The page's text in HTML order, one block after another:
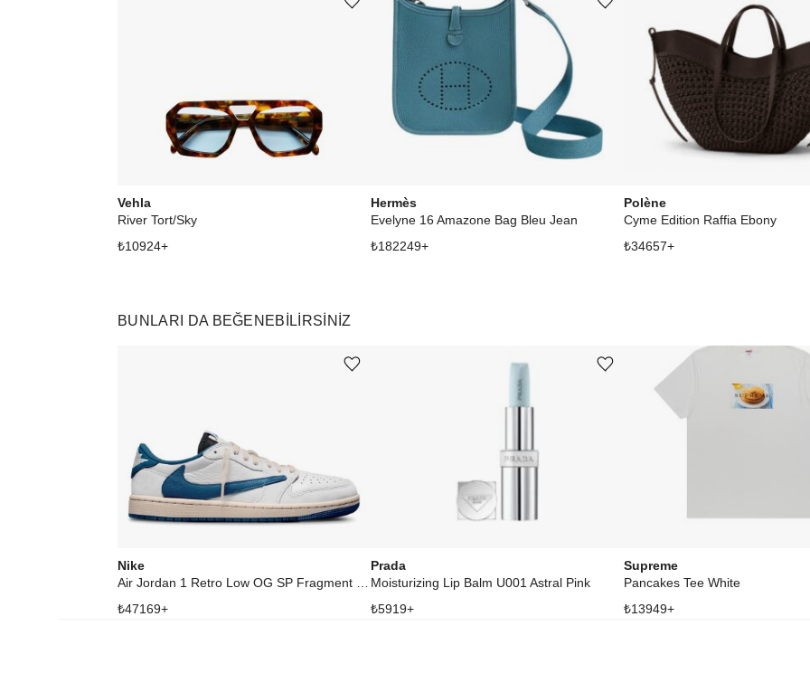
Vehla
River Tort/Sky
₺10924+
Ürünü istek listesine ekle veya listeden çıkar
Hermès
Evelyne 16 Amazone Bag Bleu Jean
₺182249+
Ürünü istek listesine ekle veya listeden çıkar
Polène
Cyme Edition Raffia Ebony
₺34657+
BUNLARI DA BEĞENEBILIRSINIZ
Nike
₺47169+
Ürünü istek listesine ekle veya listeden çıkar
Prada
Moisturizing Lip Balm U001 Astral Pink
₺5919+
Ürünü istek listesine ekle veya listeden çıkar
Supreme
Pancakes Tee White
₺13949+